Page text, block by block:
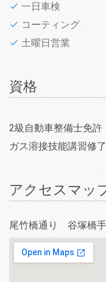
一日車検
コーティング
土曜日営業
資格
2級自動車整備士免許
ガス溶接技能講習修
アクセスマッ
尾竹橋通り 谷塚橋